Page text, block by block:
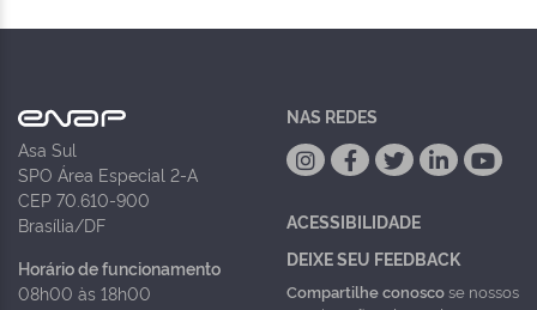
Asa Sul
SPO Área Especial 2-A
CEP 70.610-900
Brasília/DF
Horário de funcionamento
08h00 às 18h00
NAS REDES
ACESSIBILIDADE
DEIXE SEU FEEDBACK
Compartilhe conoscose nossos